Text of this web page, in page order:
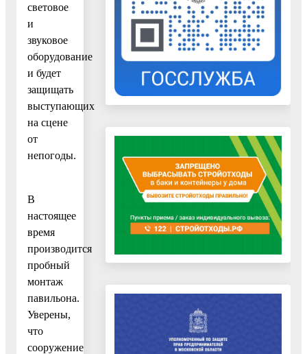
световое
и
звуковое
оборудование
и будет
защищать
выступающих
на сцене
от
непогоды.
В
настоящее
время
производится
пробный
монтаж
павильона.
Уверены,
что
сооружение